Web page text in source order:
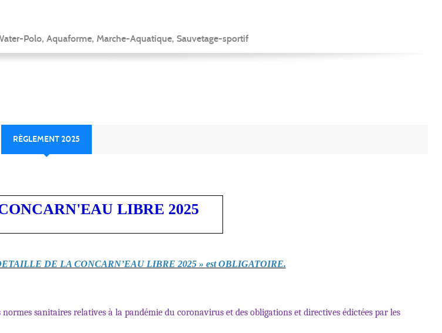
Polo, Aquaforme, Marche-Aquatique, Sauvetage-sportif
RÈGLEMENT 2025
LIBRE 2025
DE LA CONCARN’EAU LIBRE 2025 » est OBLIGATOIRE.
sanitaires relatives à la pandémie du coronavirus et des obligations et directives édictées par les